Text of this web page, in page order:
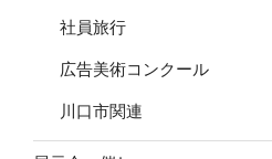
社員旅行
広告美術コンクール
川口市関連